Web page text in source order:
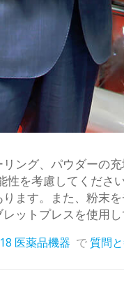
ング、パウダーの
を考慮してくださ
ます。また、粉末
ットプレスを使用
医薬品機器 で 質問